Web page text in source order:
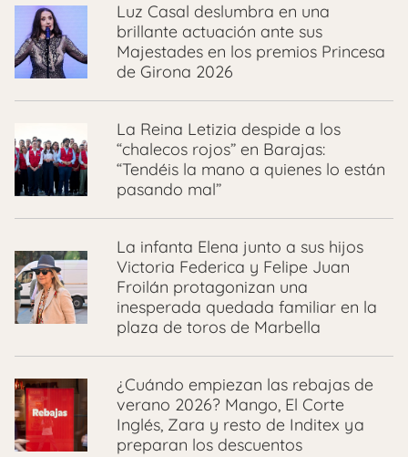
Luz Casal deslumbra en una
brillante actuación ante sus
Majestades en los premios Princesa
de Girona 2026
La Reina Letizia despide a los
“chalecos rojos” en Barajas:
“Tendéis la mano a quienes lo están
pasando mal”
La infanta Elena junto a sus hijos
Victoria Federica y Felipe Juan
Froilán protagonizan una
inesperada quedada familiar en la
plaza de toros de Marbella
¿Cuándo empiezan las rebajas de
verano 2026? Mango, El Corte
Inglés, Zara y resto de Inditex ya
preparan los descuentos